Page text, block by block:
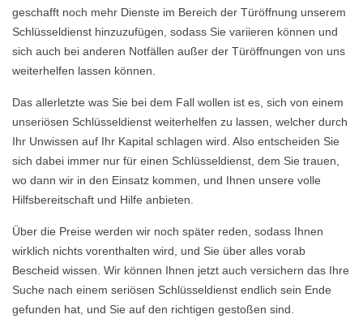
geschafft noch mehr Dienste im Bereich der Türöffnung unserem
Schlüsseldienst hinzuzufügen, sodass Sie variieren können und
sich auch bei anderen Notfällen außer der Türöffnungen von uns
weiterhelfen lassen können.
Das allerletzte was Sie bei dem Fall wollen ist es, sich von einem
unseriösen Schlüsseldienst weiterhelfen zu lassen, welcher durch
Ihr Unwissen auf Ihr Kapital schlagen wird. Also entscheiden Sie
sich dabei immer nur für einen Schlüsseldienst, dem Sie trauen,
wo dann wir in den Einsatz kommen, und Ihnen unsere volle
Hilfsbereitschaft und Hilfe anbieten.
Über die Preise werden wir noch später reden, sodass Ihnen
wirklich nichts vorenthalten wird, und Sie über alles vorab
Bescheid wissen. Wir können Ihnen jetzt auch versichern das Ihre
Suche nach einem seriösen Schlüsseldienst endlich sein Ende
gefunden hat, und Sie auf den richtigen gestoßen sind.